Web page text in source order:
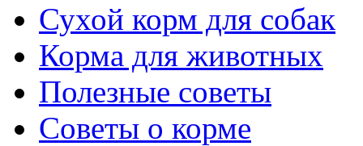
Сухой корм для собак
Корма для животных
Полезные советы
Советы о корме